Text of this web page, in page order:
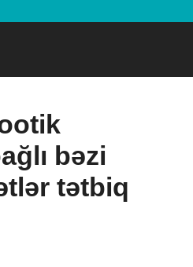
bəzi
tətbiq